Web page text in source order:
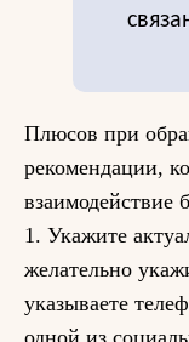
Плюсов при
рекомендации,
взаимодействие
1. Укажите
желательно
указываете
одной из